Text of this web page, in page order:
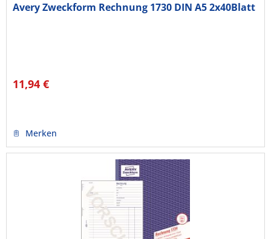
Avery Zweckform Rechnung 1730 DIN A5 2x40Blatt
11,94 €
Merken